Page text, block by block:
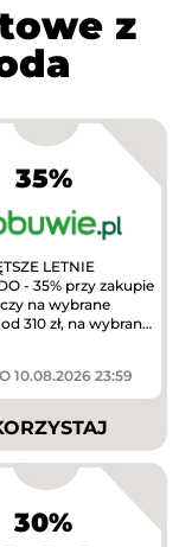
z
35%
LETNIE
- 35% przy zakupie
na wybrane
310 zł, na wybrane
10.08.2026 23:59
30%